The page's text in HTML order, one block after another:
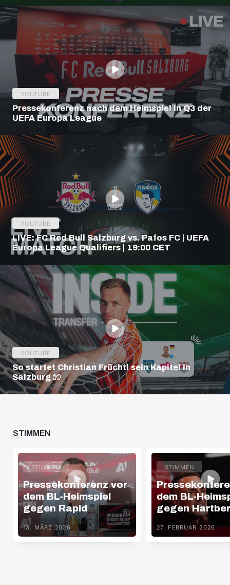
YOUTUBE
Pressekonferenz nach dem Heimspiel in Q3 der
UEFA Europa League
YOUTUBE
LIVE: FC Red Bull Salzburg vs. Pafos FC | UEFA
Europa League Qualifiers | 19:00 CET
YOUTUBE
So startet Christian Früchtl sein Kapitel in
Salzburg 🧤
STIMMEN
STIMMEN
Pressekonferenz vor
dem BL-Heimspiel
gegen Rapid
13. MÄRZ 2026
STIMMEN
dem BL-
gegen
27. FEBRUAR 2026